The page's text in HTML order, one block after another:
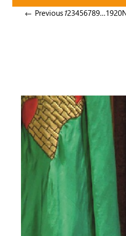
← Previous123456789…1920